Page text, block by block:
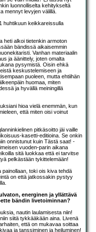
luonnolliselta kehitykseltä
mennyt levyjen välillä.
huhtikuun keikkareissulla
heti alkoi tietenkin armoton
bändissä aikaisemmin
Vanhan materiaalin
ja äänittely, joten omalta
pysymistä. Oisin ehkä
keskustelemiseen ja
puoleen, mutta ehtiihän
huomaa, miten
ja hyvällä meiningillä
hioa vielä enemmän, kun
että miten oisi voinut
pitkäsoitto jäi vaille
kasetti-editioina. Se onkin
onnistunut kuin Tästä saat! -
vuoden-parin aikana
sitä luokkaa että ei tarvitse
pelkästään tykittelemään!
painollaan, toki ois kiva tehdä
on että jatkossakin pystyy
energinen ja yllättävä
bändin livetoiminnan?
nautin laulamisesta niin!
siitä tykkääkään aina. Livenä
että on mukavaa soittaa
ja tanssiminen ja heiluminen!